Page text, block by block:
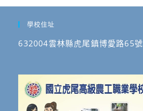
學校住址
632004雲林縣虎尾鎮博愛路65號